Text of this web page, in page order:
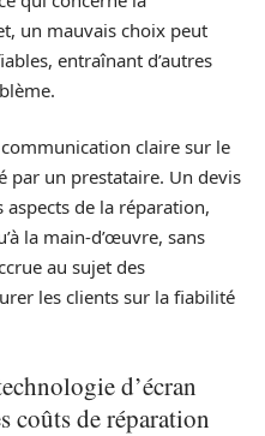
un mauvais choix peut
entraînant d’autres
claire sur le
par un prestataire. Un devis
de la réparation,
la main-d’œuvre, sans
au sujet des
les clients sur la fiabilité
d’écran
coûts de réparation